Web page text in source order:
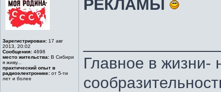
Зарегистрирован: 17 авг
2013, 20:02
Сообщения: 4698
место жительства: В Сибири
я живу...
практический опыт в
радиоэлектронике: от 5-ти
лет и более
РЕКЛАМЫ
Главное в жизни-